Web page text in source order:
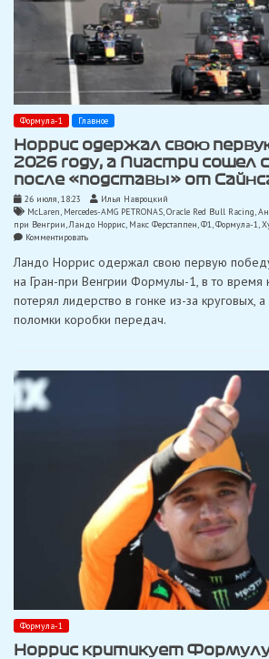
Формула-1 Главное
Норрис одержал свою
2026 году, а Пиастри сошел
после «подставы» от
26 июля, 18:23
Илья Навроцкий
McLaren, Mercedes-AMG PETRONAS,Oracle Red Bull Racing,
при Венгрии,Ландо Норрис, Макс Ферстаппен,Ф1,Формула-1,
Комментироватьon
одержал
первую
победу
2026
Ландо Норрис одержал свою первую
на Гран-при Венгрии Формулы-1, в то время
потерял лидерство в гонке из-за круговых,
поломки коробки передач.
Формула-1
Норрис критикует